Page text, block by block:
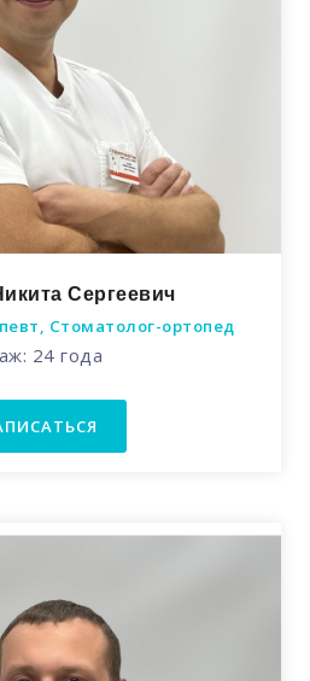
Сергеевич
Стоматолог-ортопед
24 года